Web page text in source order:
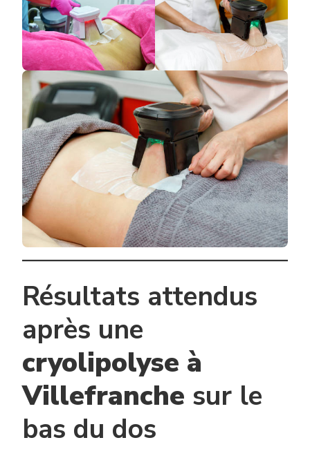
Résultats attendus
après une
cryolipolyse à
Villefranche sur le
bas du dos